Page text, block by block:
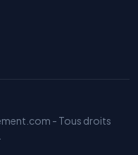
- Tous droits